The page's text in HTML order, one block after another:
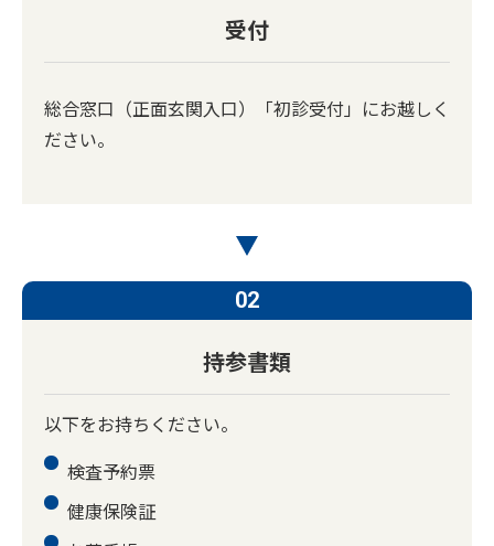
受付
総合窓口（正面玄関入口）「初診受付」にお越しく
ださい。
02
持参書類
以下をお持ちください。
検査予約票
健康保険証